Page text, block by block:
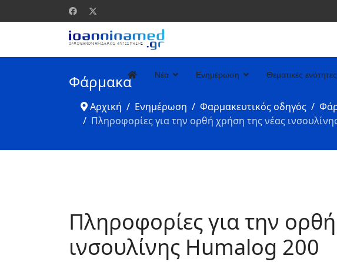
Νέα Ενημέρωση Θεματικές ενότητες
Φάρμακα
Αρχική Ενημέρωση Φαρμακευτικός οδηγός
Πληροφορίες για την ορθή χρήση της νέας
Πληροφορίες για την
ινσουλίνης Humalog 200